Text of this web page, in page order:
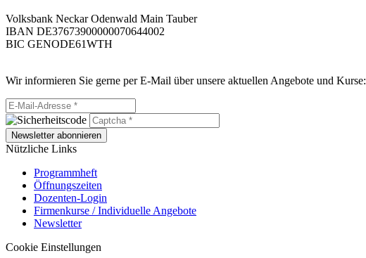
Volksbank Neckar Odenwald Main Tauber
IBAN DE37673900000070644002
BIC GENODE61WTH
Wir informieren Sie gerne per E-Mail über unsere aktuellen Angebote und Kurse:
Newsletter abonnieren
Nützliche Links
Programmheft
Öffnungszeiten
Dozenten-Login
Firmenkurse / Individuelle Angebote
Newsletter
Cookie Einstellungen